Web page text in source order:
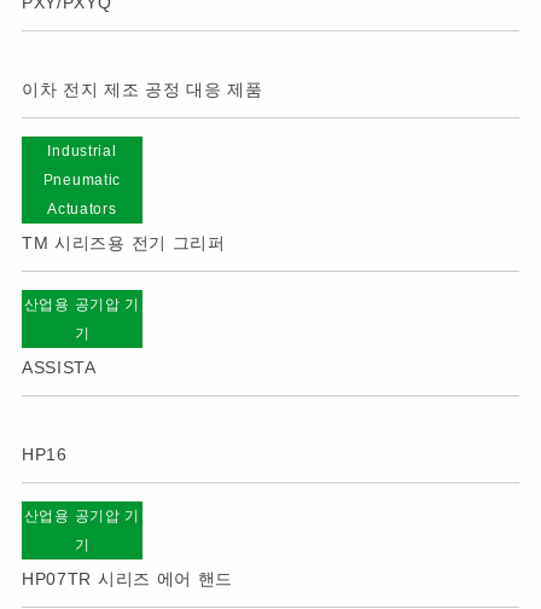
이차 전지 제조 공정 대응 제품
Industrial
Pneumatic
Actuators
TM 시리즈용 전기 그리퍼
산업용 공기압 기
기
ASSISTA
HP16
산업용 공기압 기
기
HP07TR 시리즈 에어 핸드